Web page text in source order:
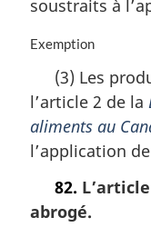
r
i
l
e
:
soustraits à
N
e
m
r
n
Exemption
(3) Les
l’article 2 de la
aliments au
l’application
82.
abrogé.